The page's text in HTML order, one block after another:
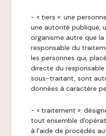
- « tiers »: une
une autorité publique,
organisme autre que
responsable du
les personnes qui,
directe du
sous-traitant, sont
données à caractère
- « traitement »:
tout ensemble
à l'aide de procédés